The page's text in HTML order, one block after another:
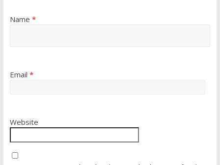
Name *
Email *
Website